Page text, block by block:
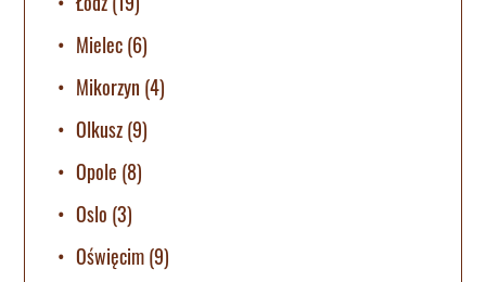
Mielec(6)
Mikorzyn (4)
Olkusz(9)
Opole (8)
Oslo (3)
Oświęcim(9)